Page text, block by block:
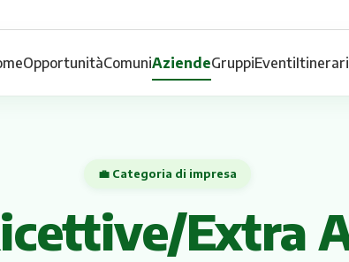
OpportunitàComuniAziendeGruppiEventiItinerari
💼 Categoria di impresa
Extra